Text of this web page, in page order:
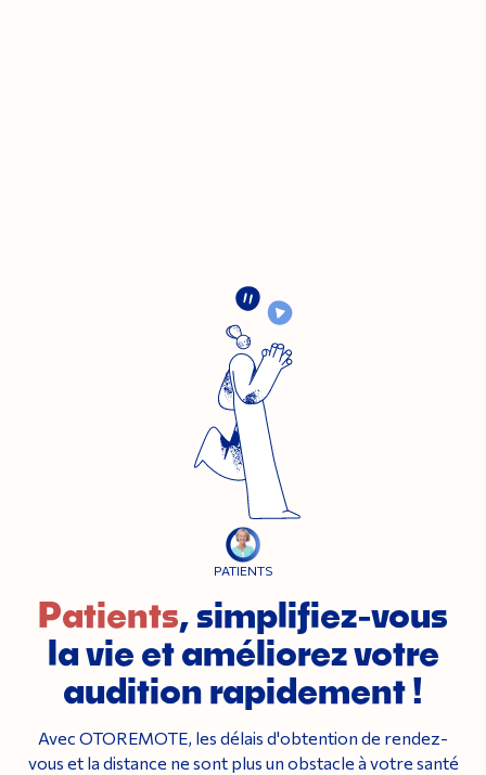
PATIENTS
Patients, simplifiez-vous
la vie et améliorez votre
audition rapidement !
Avec OTOREMOTE, les délais d'obtention de rendez-
vous et la distance ne sont plus un obstacle à votre santé